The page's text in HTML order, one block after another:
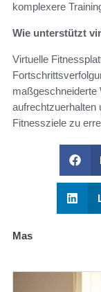
komplexere
Wie unterstützt
Virtuelle
maßgeschneiderte
aufrechtzuerhalten
Fitnessziele zu
Mas